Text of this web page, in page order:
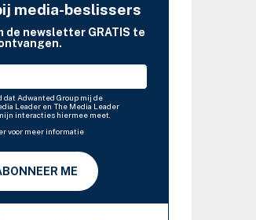
media-beslissers
de newsletter GRATIS te
dat Adwanted Group mij de
Leader en The Media Leader
interacties hiermee meet.
voor meer informatie
ME